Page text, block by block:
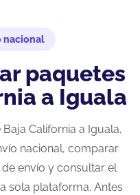
nacional
paquetes
a Iguala
California a Iguala,
nacional, comparar
envío y consultar el
sola plataforma. Antes